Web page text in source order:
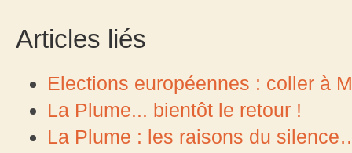
Articles liés
Elections européennes : coller à
La Plume... bientôt le retour !
La Plume : les raisons du